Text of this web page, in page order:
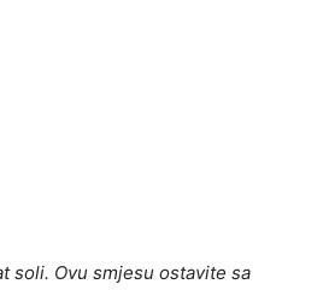
soli. Ovu smjesu ostavite sa